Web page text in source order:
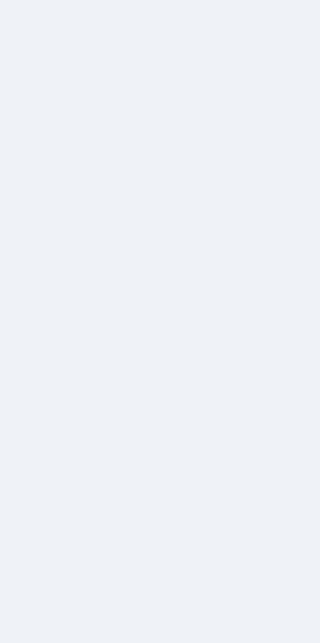
ムー
英語
【海
梅干
ブル
バナ